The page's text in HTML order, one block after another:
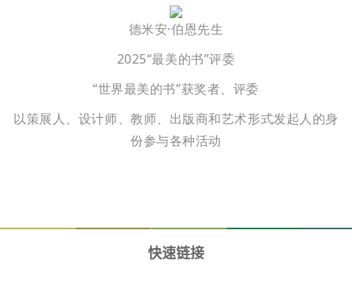
德米安·伯恩先生
2025“最美的书”评委
“世界最美的书”获奖者、评委
以策展人、设计师、教师、出版商和艺术形式发起人的身
份参与各种活动
快速链接